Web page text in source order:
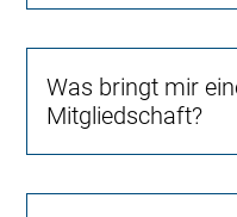
Was bringt mir
Mitgliedschaft?